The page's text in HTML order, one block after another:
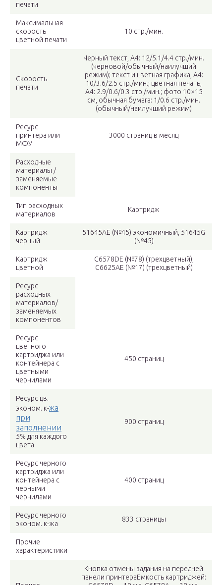
печати
Максимальная
скорость
цветной печати
10 стр./мин.
Скорость
печати
Чepный тeкcт, А4: 12/5.1/4.4 стр./мин.
(черновой/обычный/наилучший
режим); тeкcт и цвeтная гpафика, A4:
10/3.6/2.5 cтp./мин.; цветная печать,
A4: 2.9/0.6/0.3 cтp./мин.; фото 10×15
см, обычная бумага: 1/0.6 стр./мин.
(обычный/наилучший режим)
Ресурс
принтера или
МФУ
3000 страниц в месяц
Расходные
материалы /
заменяемые
компоненты
Тип расходных
материалов
Картридж
Картридж
черный
51645AE (№45) экономичный, 51645G
(№45)
Картридж
цветной
C6578DE (№78) (трехцветный),
C6625AE (№17) (трехцветный)
Ресурс
расходных
материалов/
заменяемых
компонентов
Ресурс
цветного
картриджа или
контейнера с
цветными
чернилами
450 страниц
Ресурс цв.
эконом. к-жа
при
заполнении
5% для каждого
цвета
900 страниц
Ресурс черного
картриджа или
контейнера с
черными
чернилами
400 страниц
Ресурс черного
эконом. к-жа
833 страницы
Прочие
характеристики
Кнопка отмены задания на передней
панели принтераЕмкость картриджей: